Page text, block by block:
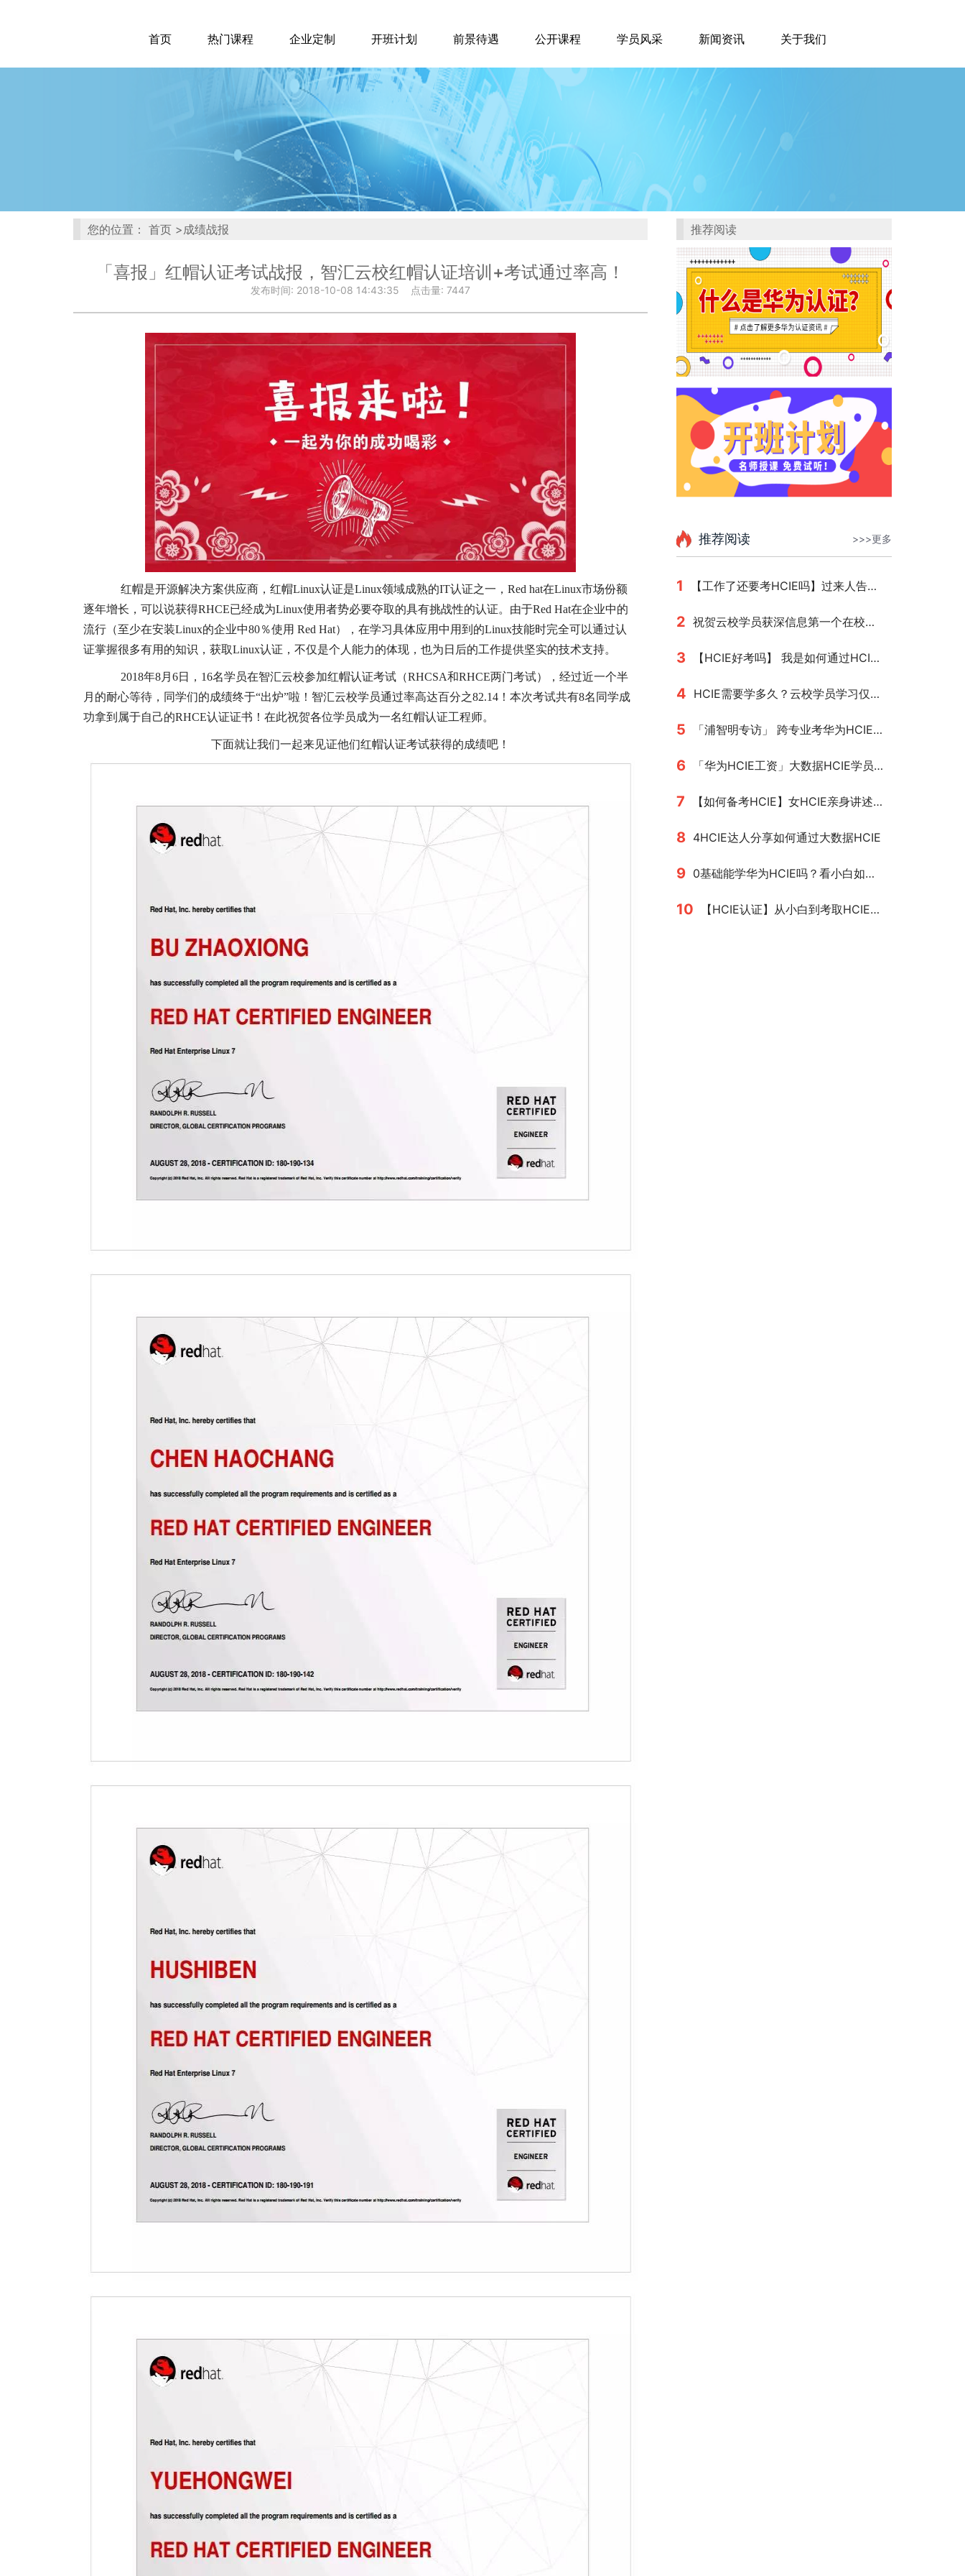
首页 热门课程 企业定制 开班计划 前景待遇 公开课程 学员风采 新闻资讯 关于我们
推荐阅读
推荐阅读 >>>更多
1 【工作了还要考HCIE吗】过来人告诉你
2 祝贺云校学员获深信息第一个在校生双HCIE认证
3 【HCIE好考吗】 我是如何通过HCIE考试
4 HCIE需要学多久？云校学员学习仅半年通过数通HCIE
5 「浦智明专访」 跨专业考华为HCIE难不难？
6 「华为HCIE工资」大数据HCIE学员，学成后华为HCIE工资月薪破万！
7 【如何备考HCIE】女HCIE亲身讲述如何备考HCIE?这篇文章很受用
8 4HCIE达人分享如何通过大数据HCIE
9 0基础能学华为HCIE吗？看小白如何成功拿下HCIE
10 【HCIE认证】从小白到考取HCIE认证经验分享
您的位置： 首页 成绩战报
「喜报」红帽认证考试战报，智汇云校红帽认证培训+考试通过率高！
发布时间: 2018-10-08 14:43:35 点击量: 7447
红帽是开源解决方案供应商，红帽Linux认证是Linux领域成熟的IT认证之一，Red hat在Linux市场份额
逐年增长，可以说获得RHCE已经成为Linux使用者势必要夺取的具有挑战性的认证。由于Red Hat在企业中的
流行（至少在安装Linux的企业中80％使用 Red Hat），在学习具体应用中用到的Linux技能时完全可以通过认
证掌握很多有用的知识，获取Linux认证，不仅是个人能力的体现，也为日后的工作提供坚实的技术支持。
2018年8月6日，16名学员在智汇云校参加红帽认证考试（RHCSA和RHCE两门考试），经过近一个半
月的耐心等待，同学们的成绩终于“出炉”啦！智汇云校学员通过率高达百分之82.14！本次考试共有8名同学成
功拿到属于自己的RHCE认证证书！在此祝贺各位学员成为一名红帽认证工程师。
下面就让我们一起来见证他们红帽认证考试获得的成绩吧！